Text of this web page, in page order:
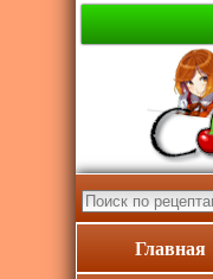
Главная